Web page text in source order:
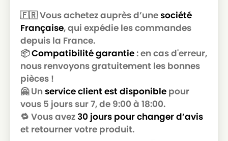
🇫🇷 Vous achetez auprès d’unesociété
Française, qui expédie les commandes
depuis la France.
📦Compatibilité garantie: en cas d'erreur,
nous renvoyons gratuitement les bonnes
pièces !
🤗 Un service client est disponible pour
vous 5 jours sur 7, de 9:00 à 18:00.
🔁 Vous avez30 jours pour changer d’avis
et retourner votre produit.